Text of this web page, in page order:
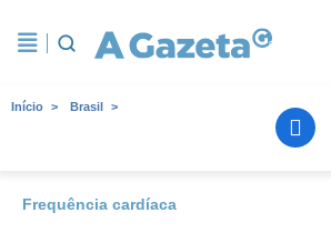
Início Brasil
Frequência cardíaca